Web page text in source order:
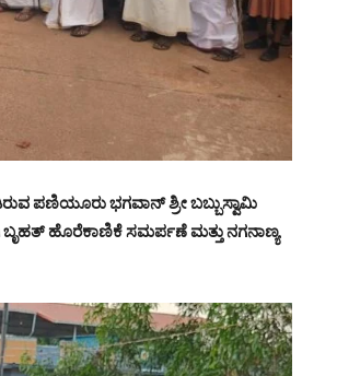
ಪಣಿಯೂರು ಭಗವಾನ್ ಶ್ರೀ ಬಬ್ಬುಸ್ವಾಮಿ
ಬೃಹತ್ ಹೊರೆಕಾಣಿಕೆ ಸಮರ್ಪಣೆ ಮತ್ತು ನಗನಾಣ್ಯ